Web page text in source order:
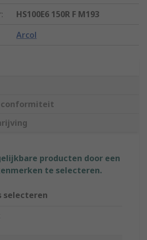
:
HS100E6 150R F M193
Arcol
conformiteit
producten door een
te selecteren.
selecteren